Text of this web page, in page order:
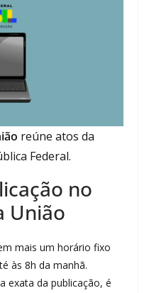
reúne atos da
Federal.
no
União
mais um horário fixo
às 8h da manhã.
exata da publicação, é